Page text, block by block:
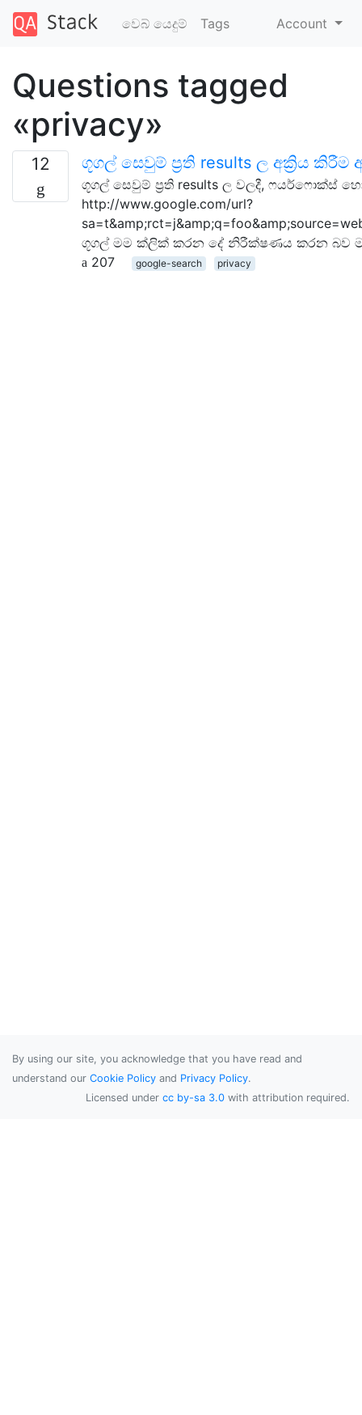
වෙබ් යෙදුම් Tags Account
Questions tagged
«privacy»
12 ගූගල් සෙවුම් ප්‍රති results ල අක්‍රිය කිරීම
ගූගල් සෙවුම් ප්‍රති results ල වලදී, ෆයර්ෆොක්ස්
http://www.google.com/url?
ගූගල් මම ක්ලික් කරන දේ නිරීක්ෂණය කරන බව
207
google-search privacy
By using our site, you acknowledge that you have read and
understand our Cookie Policy and Privacy Policy.
Licensed under cc by-sa 3.0 with attribution required.